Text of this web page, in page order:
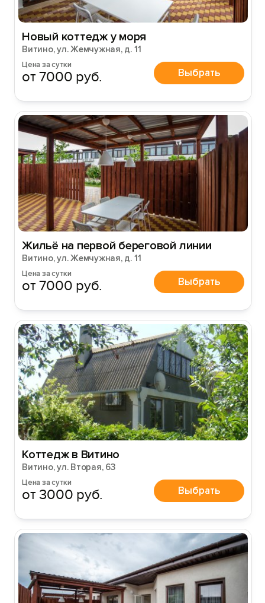
Новый коттедж у моря
Витино, ул. Жемчужная, д. 11
Цена за сутки
от 7000 руб. Выбрать
Жильё на первой береговой линии
Витино, ул. Жемчужная, д. 11
Цена за сутки
от 7000 руб. Выбрать
Коттедж в Витино
Витино, ул. Вторая, 63
Цена за сутки
от 3000 руб. Выбрать